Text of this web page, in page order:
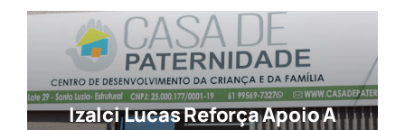
Izalci Lucas Reforça Apoio A